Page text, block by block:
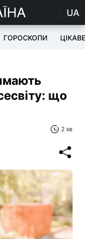
UA
ГОРОСКОПИ ЦІКАВЕ
що
2 хв